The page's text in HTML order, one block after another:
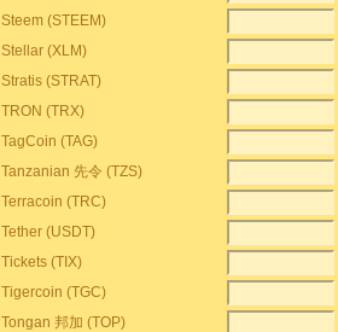
Steem (STEEM)
Stellar (XLM)
Stratis (STRAT)
TRON (TRX)
TagCoin (TAG)
Tanzanian 先令 (TZS)
Terracoin (TRC)
Tether (USDT)
Tickets (TIX)
Tigercoin (TGC)
Tongan 邦加 (TOP)